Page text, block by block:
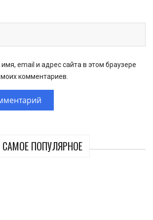
САМОЕ ПОПУЛЯРНОЕ
email и адрес сайта в этом браузере
комментариев.